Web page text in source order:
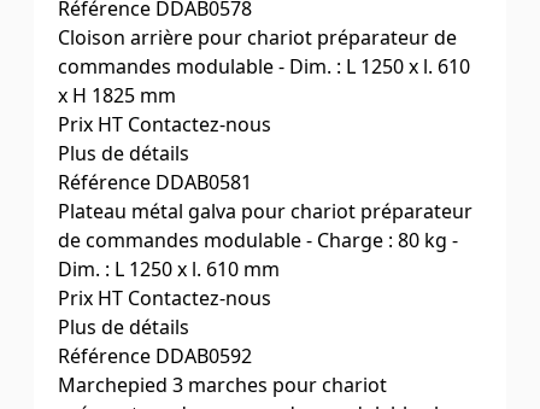
Charge (kg)Cloison arrière Dim. L 1250 x l. 610
x H 1625 mm
Dim. ext. L x l. x H (mm)
Dim. utiles L x l. (mm)
Référence DDAB0578
Cloison arrière pour chariot préparateur de
commandes modulable - Dim. : L 1250 x l. 610
x H 1825 mm
Prix HT Contactez-nous
Plus de détails
Charge (kg)Cloison arrière Dim. L 1250 x l. 610
x H 1825 mm
Dim. ext. L x l. x H (mm)
Dim. utiles L x l. (mm)
Référence DDAB0581
Plateau métal galva pour chariot préparateur
de commandes modulable - Charge : 80 kg -
Dim. : L 1250 x l. 610 mm
Prix HT Contactez-nous
Plus de détails
Charge (kg)Plateau métal galva : Dim. L 1250 x
l. 610 mm. Charge : 80 kg
Référence DDAB0592
Marchepied 3 marches pour chariot